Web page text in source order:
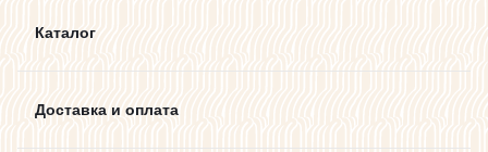
Каталог
Доставка и оплата